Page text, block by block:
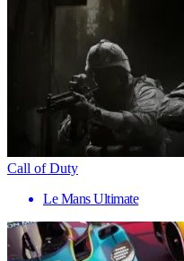
Call of Duty
Le Mans Ultimate